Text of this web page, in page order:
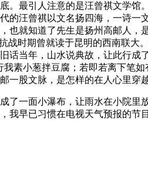
。最引人注意的是汪曾祺文学馆
的汪曾祺以文名扬四海，一诗一
就知道了先生是扬州高邮人，
时期曾就读于昆明的西南联大
当年，山水说典故，让此行成
素小葱拌豆腐；若即若离下笔
一股文脉，是怎样的在人心里
一面小瀑布，让雨水在小院里
我早已习惯在电视天气预报的